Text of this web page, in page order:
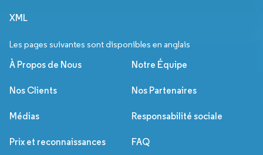
XML
Les pages suivantes sont disponibles en anglais
À Propos de Nous Notre Équipe
Nos Clients Nos Partenaires
Médias Responsabilité sociale
Prix et reconnaissances FAQ